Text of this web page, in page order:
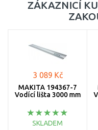
ZÁKAZNICÍ
3 089 Kč
MAKITA 194367-7
Vodící lišta 3000 mm
SKLADEM